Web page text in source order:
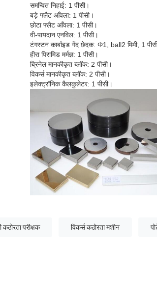
समन्वित निहाई: 1 पीसी।
बड़े फ्लैट आँवला: 1 पीसी।
छोटा फ्लैट आँवला: 1 पीसी।
वी-पायदान एनविल: 1 पीसी।
टंगस्टन कार्बाइड गेंद छेदक: Φ1, ball2 मिमी, 1
हीरा पिरामिड मर्मज्ञ: 1 पीसी।
ब्रिनेल मानकीकृत ब्लॉक: 2 पीसी।
विकर्स मानकीकृत ब्लॉक: 2 पीसी।
इलेक्ट्रॉनिक कैलकुलेटर: 1 पीसी।
परीक्षक विकर्स कठोरता मशीन